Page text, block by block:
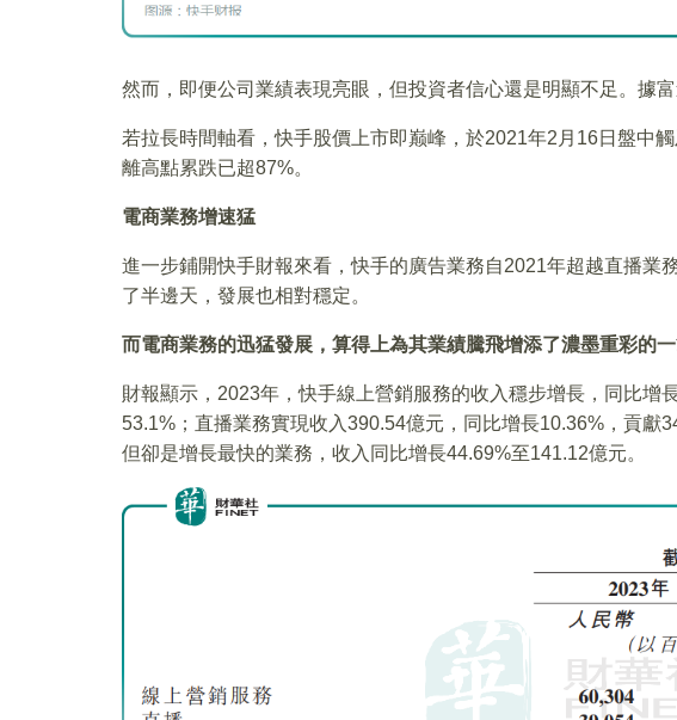
然而，即便公司業績表現亮眼，但投資者信心還是明顯不足。據
若拉長時間軸看，快手股價上市即巅峰，於2021年2月16日盤中
離高點累跌已超87%。
電商業務增速猛
進一步鋪開快手財報來看，快手的廣告業務自2021年超越直播業
了半邊天，發展也相對穩定。
而電商業務的迅猛發展，算得上為其業績騰飛增添了濃墨重彩的一
財報顯示，2023年，快手線上營銷服務的收入穩步增長，同比增
53.1%；直播業務實現收入390.54億元，同比增長10.36%，貢獻
但卻是增長最快的業務，收入同比增長44.69%至141.12億元。